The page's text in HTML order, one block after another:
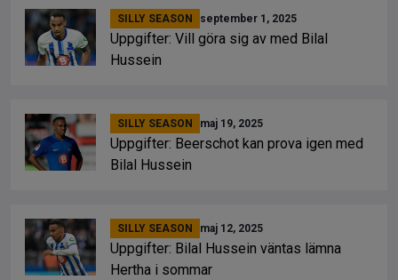
SILLY SEASON september 1, 2025
Uppgifter: Vill göra sig av med Bilal
Hussein
SILLY SEASON maj 19, 2025
Uppgifter: Beerschot kan prova igen med
Bilal Hussein
SILLY SEASON maj 12, 2025
Uppgifter: Bilal Hussein väntas lämna
Hertha i sommar